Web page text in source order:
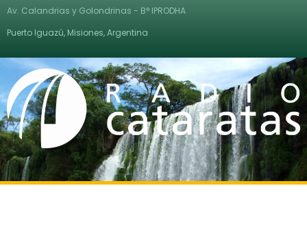
Av. Calandrias y Golondrinas - B° IPRODHA
Puerto Iguazú, Misiones, Argentina